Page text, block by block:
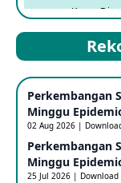
Kasus
Mpox
Update
Perkembangan
Minggu
02 Aug 2026 |
Perkembangan
Minggu
25 Jul 2026 | Download